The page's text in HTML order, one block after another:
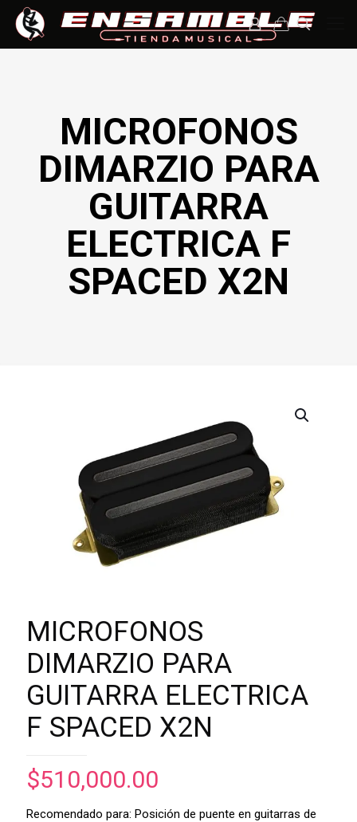
MICROFONOS
DIMARZIO PARA
GUITARRA
ELECTRICA F
SPACED X2N
MICROFONOS
DIMARZIO PARA
GUITARRA ELECTRICA
F SPACED X2N
$510,000.00
Recomendado para: Posición de puente en guitarras de